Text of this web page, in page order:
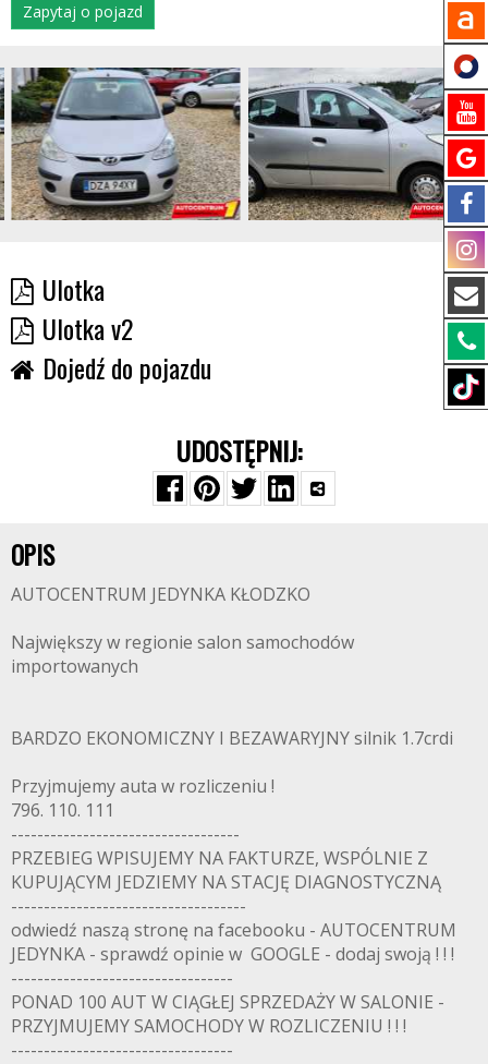
Zapytaj o pojazd
Ulotka
Ulotka v2
Dojedź do pojazdu
UDOSTĘPNIJ:
OPIS
AUTOCENTRUM JEDYNKA KŁODZKO
Największy w regionie salon samochodów
importowanych
BARDZO EKONOMICZNY I BEZAWARYJNY silnik 1.7crdi
Przyjmujemy auta w rozliczeniu !
796. 110. 111
-----------------------------------
PRZEBIEG WPISUJEMY NA FAKTURZE, WSPÓLNIE Z
KUPUJĄCYM JEDZIEMY NA STACJĘ DIAGNOSTYCZNĄ
------------------------------------
odwiedź naszą stronę na facebooku - AUTOCENTRUM
JEDYNKA - sprawdź opinie w GOOGLE - dodaj swoją ! ! !
----------------------------------
PONAD 100 AUT W CIĄGŁEJ SPRZEDAŻY W SALONIE -
PRZYJMUJEMY SAMOCHODY W ROZLICZENIU ! ! !
----------------------------------